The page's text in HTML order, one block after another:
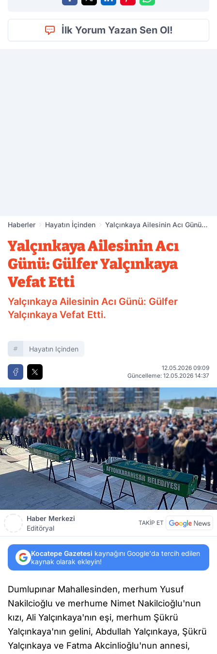
İlk Yorum Yazan Sen Ol!
Haberler Hayatın İçinden
Yalçınkaya Ailesinin Acı Günü:
Yalçınkaya Ailesinin Acı
Günü: Gülfer Yalçınkaya
Vefat Etti
Yalçınkaya Ailesinin Acı Günü: Gülfer
Yalçınkaya Vefat Etti.
Hayatın Içinden
12.05.2026 09:09
Güncelleme: 12.05.2026 14:37
Haber Merkezi
Editöryal
TAKİP ET
Kocatepe Gazetesi kaynağını Google'da tercih edilen
kaynak olarak ekleyin!
Dumlupınar Mahallesinden, merhum Yusuf
Nakilcioğlu ve merhume Nimet Nakilcioğlu'nun
kızı, Ali Yalçınkaya'nın eşi, merhum Şükrü
Yalçınkaya'nın gelini, Abdullah Yalçınkaya, Şükrü
Yalçınkaya ve Fatma Akcinlioğlu'nun annesi,